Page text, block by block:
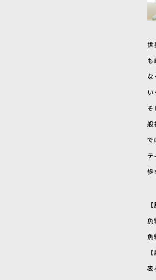
世
も
な
い
般
で
テ
歩
魚
魚
表